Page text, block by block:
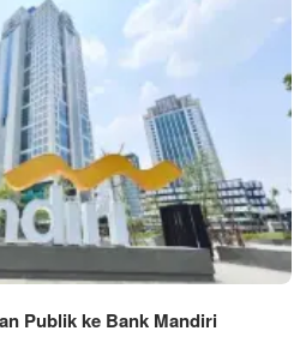
Publik ke Bank Mandiri